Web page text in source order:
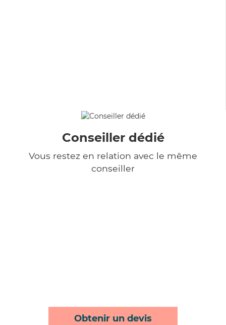
Conseiller dédié
Vous restez en relation avec le même
conseiller
Obtenir un devis